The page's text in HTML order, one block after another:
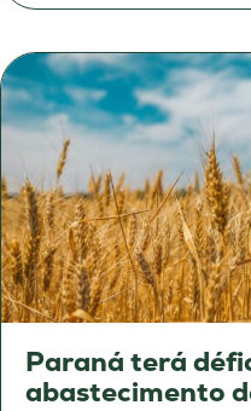
Paraná terá
abastecimento